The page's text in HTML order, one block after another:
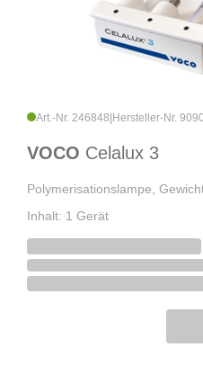
Art.-Nr. 246848 Hersteller-Nr. 9090
VOCO Celalux 3
Polymerisationslampe,
Inhalt: 1 Gerät